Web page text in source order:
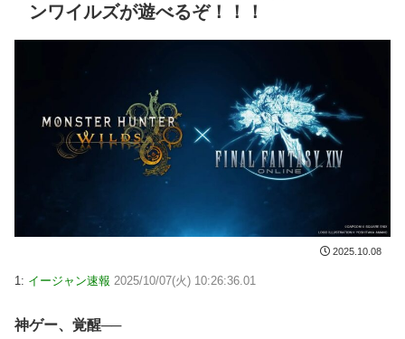
ンワイルズが遊べるぞ！！！
2025.10.08
1: イージャン速報 2025/10/07(火) 10:26:36.01
神ゲー、覚醒──